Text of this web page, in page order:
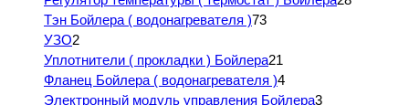
Тэн Бойлера ( водонагревателя )73
УЗО2
Уплотнители ( прокладки ) Бойлера21
Фланец Бойлера ( водонагревателя )4
Электронный модуль управления Бойлера3